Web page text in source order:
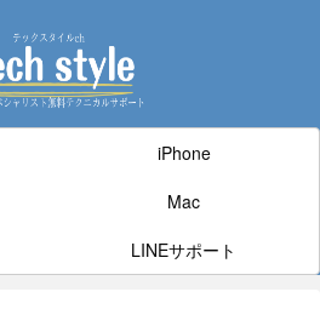
iPhone
Mac
LINEサポート